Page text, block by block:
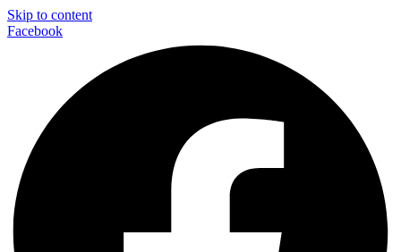
Skip to content
Facebook